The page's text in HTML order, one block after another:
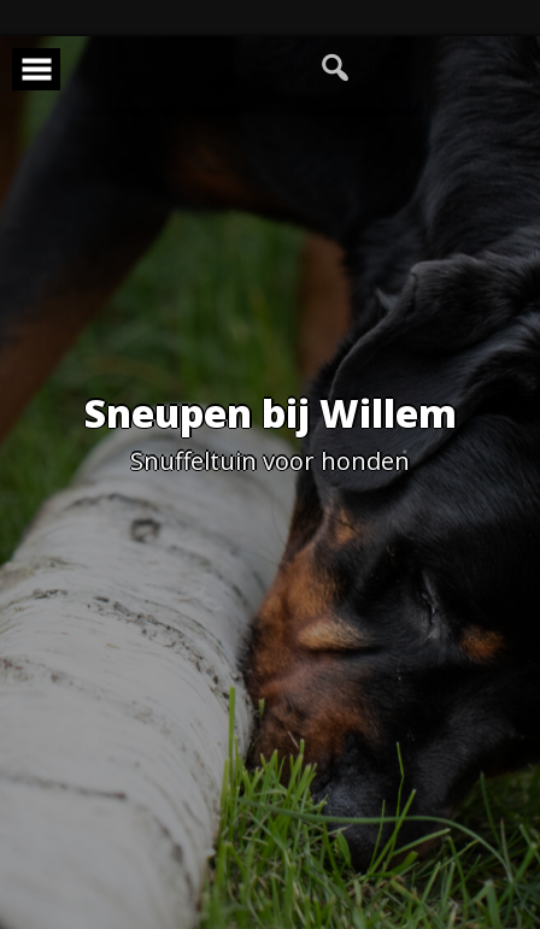
content
Sneupen bij Willem
Snuffeltuin voor honden